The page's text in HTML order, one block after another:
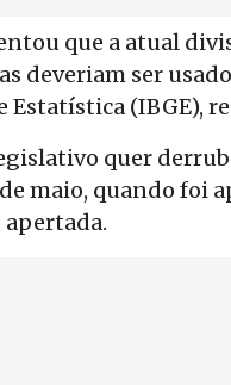
que a atual
deveriam ser
Estatística (IBGE),
quer
maio, quando foi
apertada.